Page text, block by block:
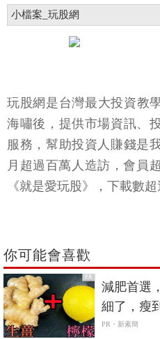
小檔案_玩股網
玩股網是台灣最大投資教
海嘯後，提供市場資訊、
服務，幫助投資人賺錢是
月超過百萬人造訪，會員
《就是愛玩股》，下載數超
你可能會喜歡
PR
減肥首選
細了，瘦
PR・新素簡